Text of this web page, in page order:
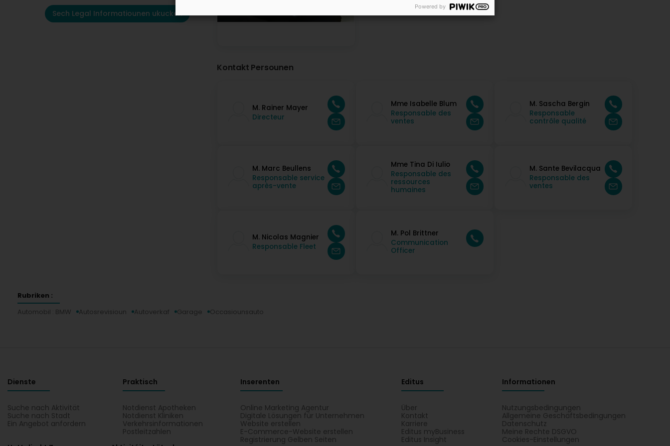
Sech Legal Informatiounen ukucken
Kontakt Persounen
M. Rainer Mayer
Directeur
Mme Isabelle Blum
Responsable des
ventes
M. Sascha Bergin
Responsable
contrôle qualité
M. Marc Beullens
Responsable service
après-vente
Mme Tina Di Iulio
Responsable des
ressources
humaines
M. Sante Bevilacqua
Responsable des
ventes
M. Nicolas Magnier
Responsable Fleet
M. Pol Brittner
Communication
Officer
Rubriken :
Automobil : BMW
Autosrevisioun Autoverkaf Garage Occasiounsauto
Dienste
Suche nach Aktivität
Suche nach Stadt
Ein Angebot anfordern
Praktisch
Notdienst Apotheken
Notdienst Kliniken
Verkehrsinformationen
Postleitzahlen
Inserenten
Online Marketing Agentur
Digitale Lösungen für Unternehmen
Website erstellen
E-Commerce-Website erstellen
Registrierung Gelben Seiten
Editus
Über
Kontakt
Karriere
Editus myBusiness
Editus Insight
Informationen
Nutzungsbedingungen
Allgemeine Geschäftsbedingungen
Datenschutz
Meine Rechte DSGVO
Cookies-Einstellungen
Powered by